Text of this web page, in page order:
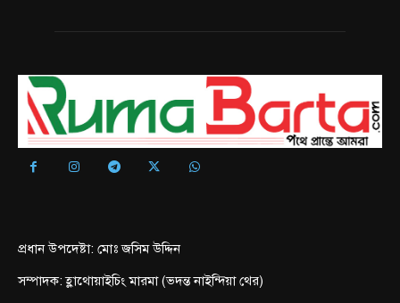
প্রধান উপদেষ্টা: মোঃ জসিম উদ্দিন
সম্পাদক: হ্লাথোয়াইচিং মারমা (ভদন্ত নাইন্দিয়া থের)